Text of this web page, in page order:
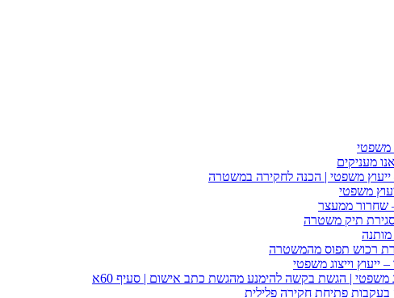
משפטי
מעניקים
משפטי | הכנה לחקירה במשטרה
משפטי
שחרור ממעצר
סגירת תיק משטרה
רכוש תפוס מהמשטרה
ייעוץ וייצוג משפטי
משפטי | הגשת בקשה להימנע מהגשת כתב אישום | סעיף 60א
בעקבות פתיחת חקירה פלילית